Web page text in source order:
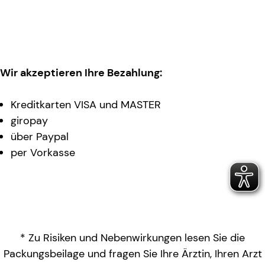
Wir akzeptieren Ihre Bezahlung:
Kreditkarten VISA und MASTER
giropay
über Paypal
per Vorkasse
* Zu Risiken und Nebenwirkungen lesen Sie die
Packungsbeilage und fragen Sie Ihre Ärztin, Ihren Arzt